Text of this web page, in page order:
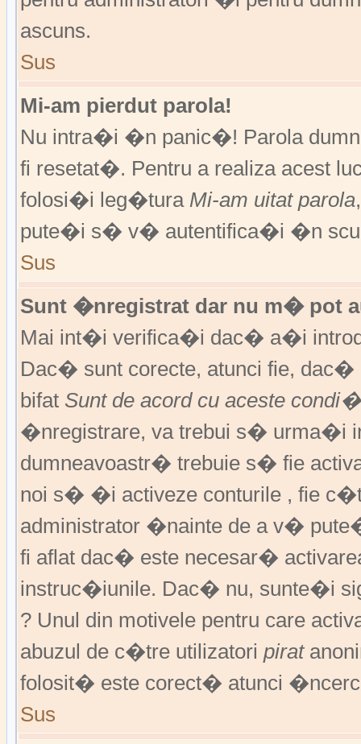
ascuns.
Sus
Mi-am pierdut parola!
Nu intra�i �n panic�! Parola
fi resetat�. Pentru a realiza acest
folosi�i leg�tura Mi-am uitat parola
pute�i s� v� autentifica�i �n
Sus
Sunt �nregistrat dar nu m� pot
Mai int�i verifica�i dac� a�i
Dac� sunt corecte, atunci fie,
bifat Sunt de acord cu aceste
�nregistrare, va trebui s� urma�i
dumneavoastr� trebuie s� fie
noi s� �i activeze conturile , fie
administrator �nainte de a v�
fi aflat dac� este necesar�
instruc�iunile. Dac� nu, sunte�i
? Unul din motivele pentru care
abuzul de c�tre utilizatori pirat
folosit� este corect� atunci
Sus